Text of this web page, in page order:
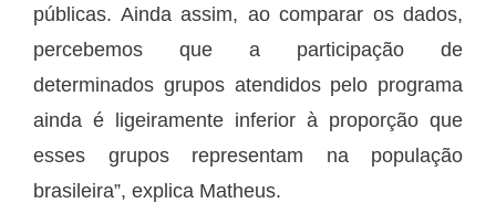
públicas. Ainda assim, ao comparar os dados,
percebemos que a participação de
determinados grupos atendidos pelo programa
ainda é ligeiramente inferior à proporção que
esses grupos representam na população
brasileira”, explica Matheus.